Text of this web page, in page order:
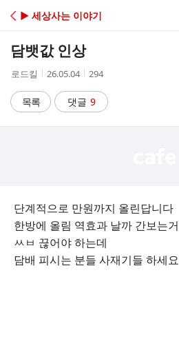
C
A
▶ 세상사는 이야기
담뱃값 인상
작
자
로드킬
작
시
간
26.05.04
조
수
294
목록 댓글 9
단계적으로 만원까지 올린답니다
한방에 올림 역효과 날까 간보는거
ㅆㅂ 끊어야 하는데
담배 피시는 분들 사재기들 하세요